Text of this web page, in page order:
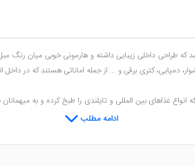
که طراحی داخلی زیبایی داشته و هارمونی خوبی میان
دمپایی، کتری برقی و ... از جمله اماناتی هستند که در داخل
غذاهای بین المللی و تایلندی را طبخ کرده و به
می توانید به صرف نوشیدنی های مختلف بپردازید و ساعاتی
ادامه مطلب